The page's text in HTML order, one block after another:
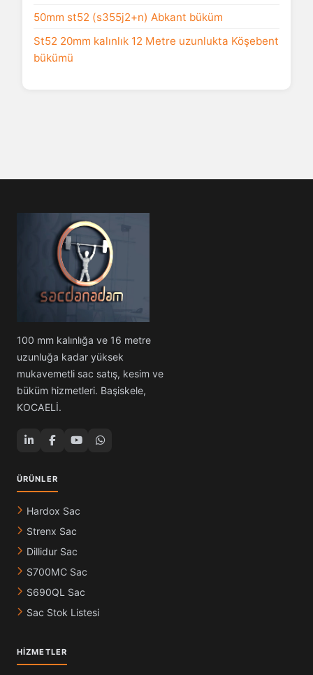
50mm st52 (s355j2+n) Abkant büküm
St52 20mm kalınlık 12 Metre uzunlukta Köşebent
bükümü
100 mm kalınlığa ve 16 metre
uzunluğa kadar yüksek
mukavemetli sac satış, kesim ve
büküm hizmetleri. Başiskele,
KOCAELİ.
ÜRÜNLER
Hardox Sac
Strenx Sac
Dillidur Sac
S700MC Sac
S690QL Sac
Sac Stok Listesi
HIZMETLER